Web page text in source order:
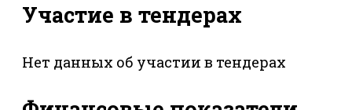
Участие в тендерах
Нет данных об участии в тендерах